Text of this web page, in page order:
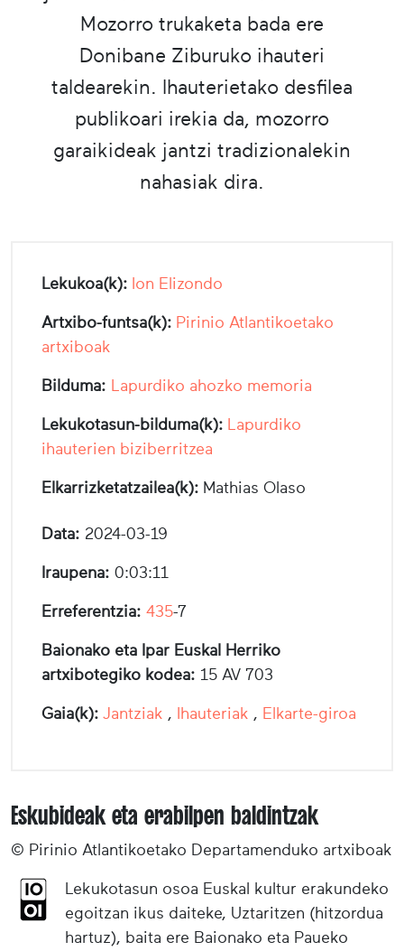
Mozorro trukaketa bada ere
Donibane Ziburuko ihauteri
taldearekin. Ihauterietako desfilea
publikoari irekia da, mozorro
garaikideak jantzi tradizionalekin
nahasiak dira.
Lekukoa(k): Ion Elizondo
Artxibo-funtsa(k): Pirinio Atlantikoetako
artxiboak
Bilduma: Lapurdiko ahozko memoria
Lekukotasun-bilduma(k): Lapurdiko
ihauterien biziberritzea
Elkarrizketatzailea(k): Mathias Olaso
Data: 2024-03-19
Iraupena: 0:03:11
Erreferentzia: 435-7
Baionako eta Ipar Euskal Herriko
artxibotegiko kodea: 15 AV 703
Gaia(k): Jantziak , Ihauteriak , Elkarte-giroa
Eskubideak eta erabilpen baldintzak
© Pirinio Atlantikoetako Departamenduko artxiboak
Lekukotasun osoa Euskal kultur erakundeko
egoitzan ikus daiteke, Uztaritzen (hitzordua
hartuz), baita ere Baionako eta Paueko